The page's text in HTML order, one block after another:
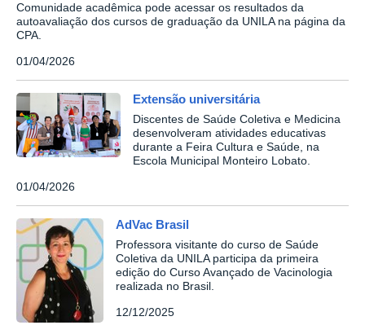
Comunidade acadêmica pode acessar os resultados da
autoavaliação dos cursos de graduação da UNILA na página da
CPA.
01/04/2026
Extensão universitária
Discentes de Saúde Coletiva e Medicina
desenvolveram atividades educativas
durante a Feira Cultura e Saúde, na
Escola Municipal Monteiro Lobato.
01/04/2026
AdVac Brasil
Professora visitante do curso de Saúde
Coletiva da UNILA participa da primeira
edição do Curso Avançado de Vacinologia
realizada no Brasil.
12/12/2025